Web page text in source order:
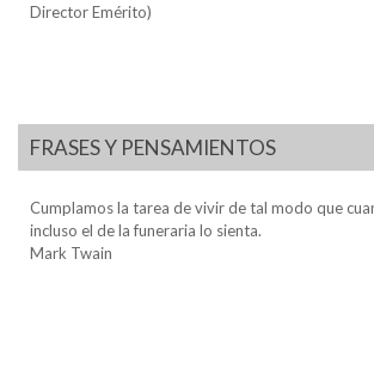
Director Emérito)
FRASES Y PENSAMIENTOS
Cumplamos la tarea de vivir de tal modo que
incluso el de la funeraria lo sienta.
Mark Twain